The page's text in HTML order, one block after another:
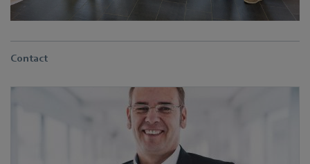
Contact